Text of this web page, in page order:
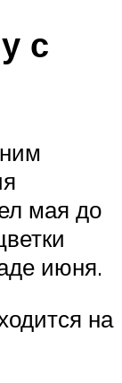
с
мая до
июня.
на